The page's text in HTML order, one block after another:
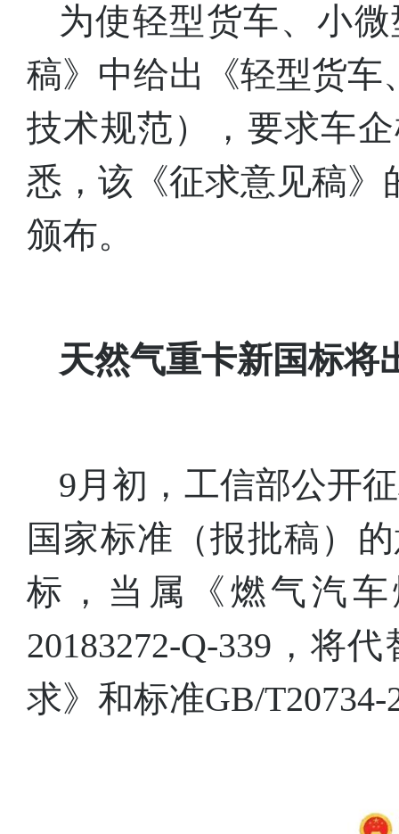
为使轻型货车、小
稿》中给出《轻型货车
技术规范），要求车
悉，该《征求意见稿》
颁布。
天然气重卡新国标
9月初，工信部公开
国家标准（报批稿）
标，当属《燃气汽
20183272-Q-339，将
求》和标准GB/